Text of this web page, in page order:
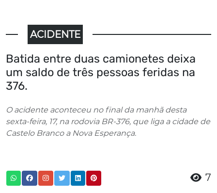
ACIDENTE
Batida entre duas camionetes deixa
um saldo de três pessoas feridas na
376.
O acidente aconteceu no final da manhã desta
sexta-feira, 17, na rodovia BR-376, que liga a cidade de
Castelo Branco a Nova Esperança.
7